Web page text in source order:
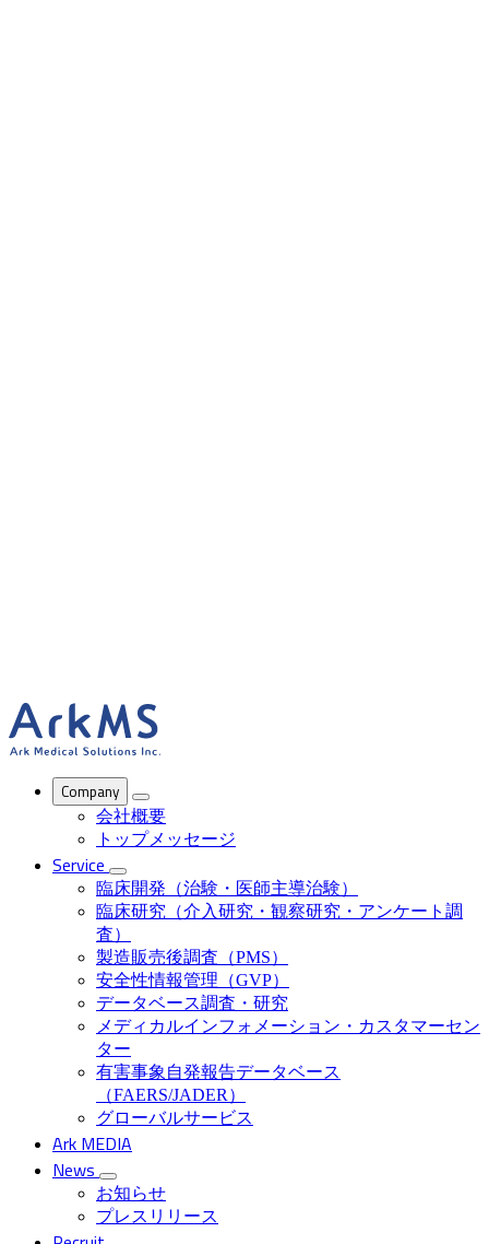
Company
会社概要
トップメッセージ
Service
臨床開発（治験・医師主導治験）
臨床研究（介入研究・観察研究・アンケート調
査）
製造販売後調査（PMS）
安全性情報管理（GVP）
データベース調査・研究
メディカルインフォメーション・カスタマーセン
ター
有害事象自発報告データベース
（FAERS/JADER）
グローバルサービス
Ark MEDIA
News
お知らせ
プレスリリース